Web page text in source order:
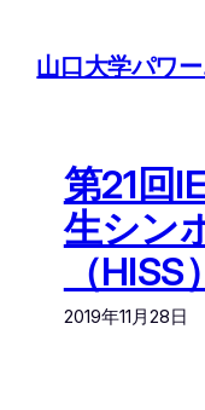
山口大学パワ
第21回
生シン
（HISS）
2019年11月28日